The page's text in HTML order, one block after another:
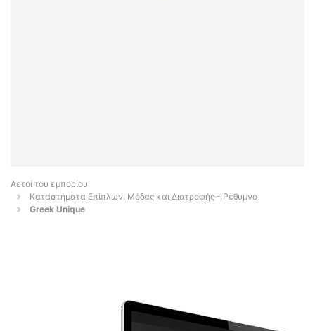
Αετοί του εμπορίου
Καταστήματα Επίπλων, Μόδας και Διατροφής - Ρεθυμνο
Greek Unique